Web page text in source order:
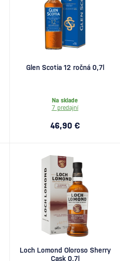
Glen Scotia 12 ročná 0,7l
Na sklade
7 predajní
46,90 €
Loch Lomond Oloroso Sherry
Cask 0,7l